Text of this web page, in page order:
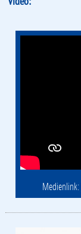
Medienlink: